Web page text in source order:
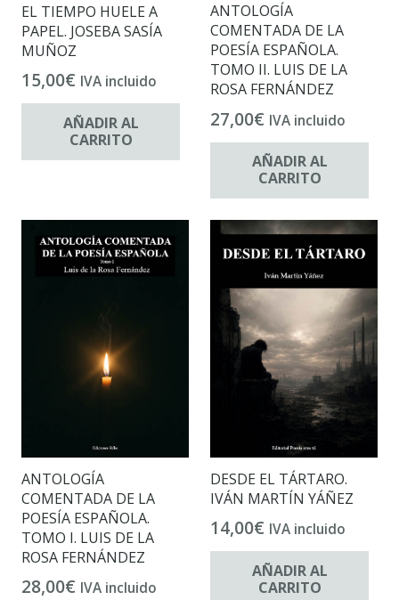
EL TIEMPO HUELE A
PAPEL. JOSEBA SASÍA
MUÑOZ
15,00€ IVA incluido
AÑADIR AL
CARRITO
ANTOLOGÍA
COMENTADA DE LA
POESÍA ESPAÑOLA.
TOMO II. LUIS DE LA
ROSA FERNÁNDEZ
27,00€ IVA incluido
AÑADIR AL
CARRITO
ANTOLOGÍA
COMENTADA DE LA
POESÍA ESPAÑOLA.
TOMO I. LUIS DE LA
ROSA FERNÁNDEZ
28,00€ IVA incluido
DESDE EL TÁRTARO.
IVÁN MARTÍN YÁÑEZ
14,00€ IVA incluido
AÑADIR AL
CARRITO